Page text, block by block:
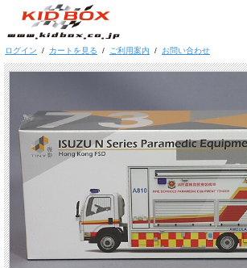
ログイン / カートを見る / ご利用案内 / お問い合わせ